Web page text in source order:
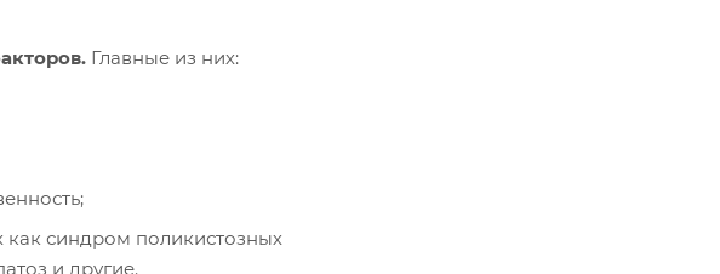
Главные из них:
как синдром поликистозных
и другие.